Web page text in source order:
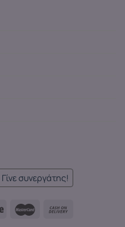
Γίνε συνεργάτης!